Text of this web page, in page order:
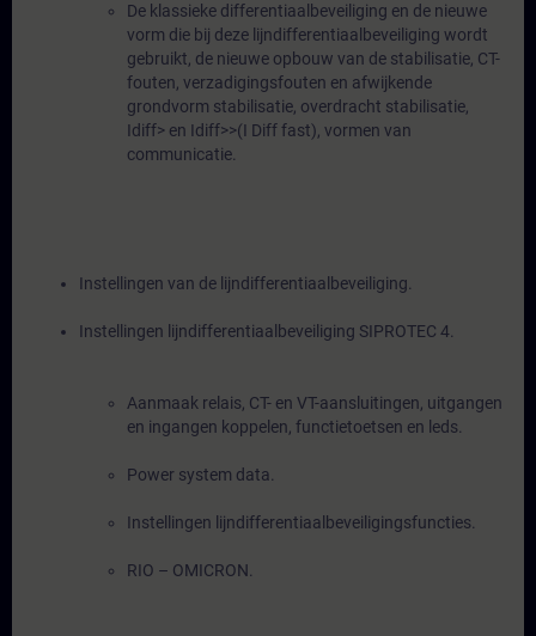
De klassieke differentiaalbeveiliging en de nieuwe
vorm die bij deze lijndifferentiaalbeveiliging wordt
gebruikt, de nieuwe opbouw van de stabilisatie, CT-
fouten, verzadigingsfouten en afwijkende
grondvorm stabilisatie, overdracht stabilisatie,
Idiff> en Idiff>>(I Diff fast), vormen van
communicatie.
Instellingen van de lijndifferentiaalbeveiliging.
Instellingen lijndifferentiaalbeveiliging SIPROTEC 4.
Aanmaak relais, CT- en VT-aansluitingen, uitgangen
en ingangen koppelen, functietoetsen en leds.
Power system data.
Instellingen lijndifferentiaalbeveiligingsfuncties.
RIO – OMICRON.